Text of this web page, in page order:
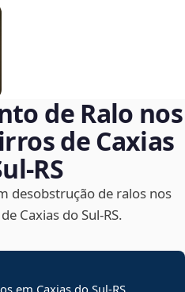
de Ralo nos
de Caxias
desobstrução de ralos nos
Caxias do Sul‑RS.
em Caxias do Sul-RS